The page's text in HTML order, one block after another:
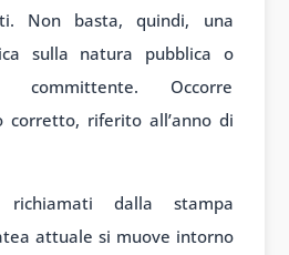
Non basta, quindi, una
sulla natura pubblica o
committente. Occorre
corretto, riferito all’anno di
dalla stampa
attuale si muove intorno